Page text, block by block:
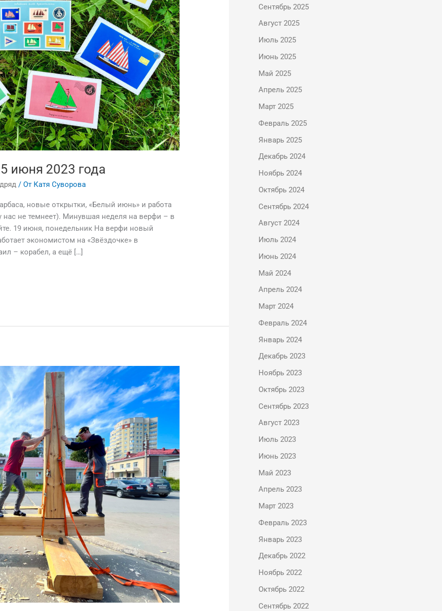
июня 2023 года
/ От Катя Суворова
новые открытки, «Белый июнь» и работа
нас не темнеет). Минувшая неделя на верфи – в
19 июня, понедельник На верфи новый
экономистом на «Звёздочке» в
– корабел, а ещё […]
Сентябрь 2025
Август 2025
Июль 2025
Июнь 2025
Май 2025
Апрель 2025
Март 2025
Февраль 2025
Январь 2025
Декабрь 2024
Ноябрь 2024
Октябрь 2024
Сентябрь 2024
Август 2024
Июль 2024
Июнь 2024
Май 2024
Апрель 2024
Март 2024
Февраль 2024
Январь 2024
Декабрь 2023
Ноябрь 2023
Октябрь 2023
Сентябрь 2023
Август 2023
Июль 2023
Июнь 2023
Май 2023
Апрель 2023
Март 2023
Февраль 2023
Январь 2023
Декабрь 2022
Ноябрь 2022
Октябрь 2022
Сентябрь 2022